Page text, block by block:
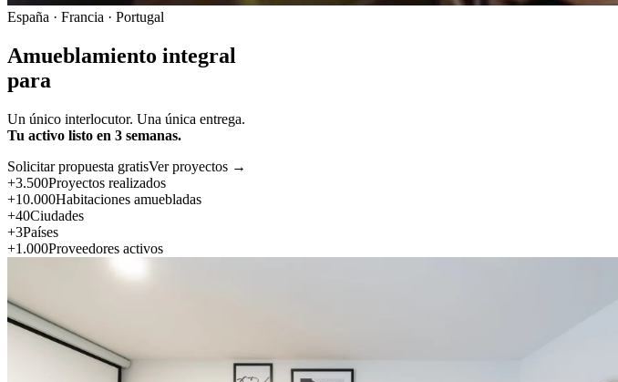
España · Francia · Portugal
Amueblamiento integral
para
Un único interlocutor. Una única entrega.
Tu activo listo en 3 semanas.
Solicitar propuesta gratisVer proyectos →
+3.500Proyectos realizados
+10.000Habitaciones amuebladas
+40Ciudades
+3Países
+1.000Proveedores activos